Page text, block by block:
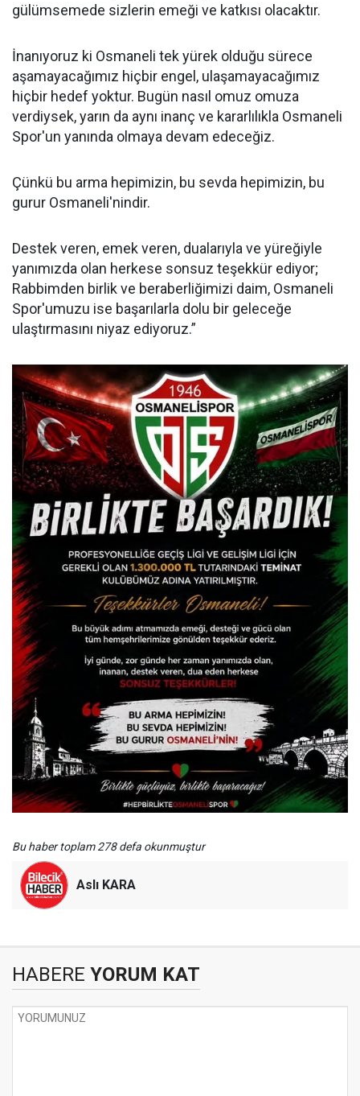
gülümsemede sizlerin emeği ve katkısı olacaktır.
İnanıyoruz ki Osmaneli tek yürek olduğu sürece
aşamayacağımız hiçbir engel, ulaşamayacağımız
hiçbir hedef yoktur. Bugün nasıl omuz omuza
verdiysek, yarın da aynı inanç ve kararlılıkla Osmaneli
Spor'un yanında olmaya devam edeceğiz.
Çünkü bu arma hepimizin, bu sevda hepimizin, bu
gurur Osmaneli'nindir.
Destek veren, emek veren, dualarıyla ve yüreğiyle
yanımızda olan herkese sonsuz teşekkür ediyor;
Rabbimden birlik ve beraberliğimizi daim, Osmaneli
Spor'umuzu ise başarılarla dolu bir geleceğe
ulaştırmasını niyaz ediyoruz.”
Bu haber toplam 278 defa okunmuştur
Aslı KARA
HABERE YORUM KAT